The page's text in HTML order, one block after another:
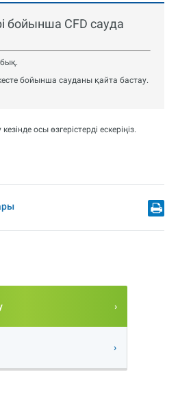
бойынша CFD сауда
бойынша сауданы қайта бастау.
осы өзгерістерді ескеріңіз.